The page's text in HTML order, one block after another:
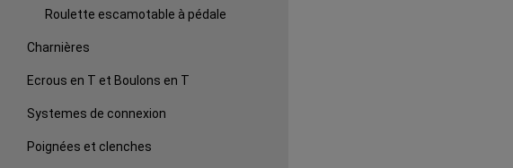
Roulette escamotable à pédale
Charnières
Ecrous en T et Boulons en T
Systemes de connexion
Poignées et clenches